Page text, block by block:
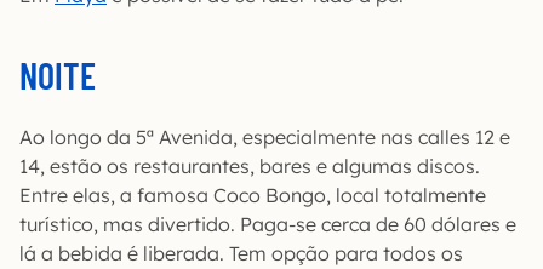
NOITE
Ao longo da 5ª Avenida, especialmente nas calles 12 e
14, estão os restaurantes, bares e algumas discos.
Entre elas, a famosa Coco Bongo, local totalmente
turístico, mas divertido. Paga-se cerca de 60 dólares e
lá a bebida é liberada. Tem opção para todos os